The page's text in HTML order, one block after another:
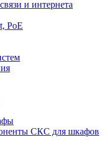
и интернета
PoE
СКС для шкафов